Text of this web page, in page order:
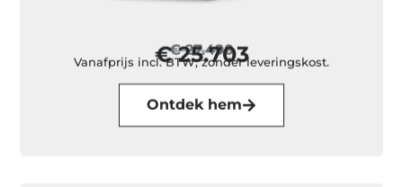
€ 27.490
€ 25.703
Vanafprijs incl. BTW, zonder leveringskost.
Ontdek hem